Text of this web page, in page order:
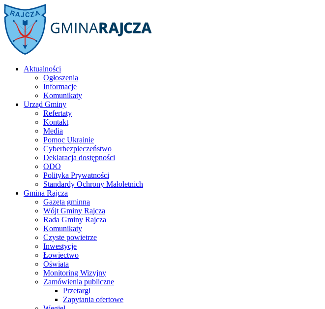
Aktualności
Ogłoszenia
Informacje
Komunikaty
Urząd Gminy
Refertaty
Kontakt
Media
Pomoc Ukrainie
Cyberbezpieczeństwo
Deklaracja dostępności
ODO
Polityka Prywatności
Standardy Ochrony Małoletnich
Gmina Rajcza
Gazeta gminna
Wójt Gminy Rajcza
Rada Gminy Rajcza
Komunikaty
Czyste powietrze
Inwestycje
Łowiectwo
Oświata
Monitoring Wizyjny
Zamówienia publiczne
Przetargi
Zapytania ofertowe